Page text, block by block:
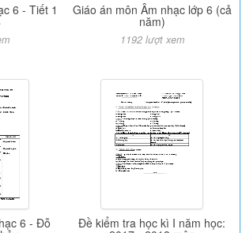
6 - Tiết 1 Giáo án môn Âm nhạc lớp 6 (cả
năm)
1192 lượt xem
6 - Đỗ Đề kiểm tra học kì I năm học: